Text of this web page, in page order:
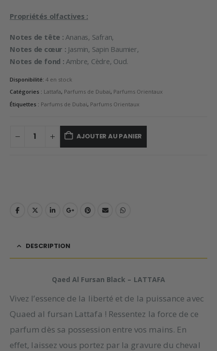
Propriétés olfactives :
Notes de tête : Ananas, Safran,
Notes de cœur : Jasmin, Sapin Baumier,
Notes de fond : Ambre, Cèdre, Oud.
Disponibilité: 4 en stock
Catégories : Lattafa, Parfums de Dubai, Parfums Orientaux
Étiquettes : Parfums de Dubai, Parfums Orientaux
AJOUTER AU PANIER
DESCRIPTION
Qaed Al Fursan Black – LATTAFA
Vivez l’essence de la liberté et de la puissance avec
Quaed al fursan Lattafa ! Ressentez la force de ce
parfum dès sa possession entre vos mains. En
effet, laissez vous portez par la gravure du cheval